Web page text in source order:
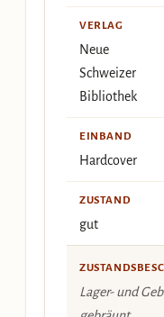
VERLAG
Neue
Schweizer
Bibliothek
EINBAND
Hardcover
ZUSTAND
gut
Lager- und